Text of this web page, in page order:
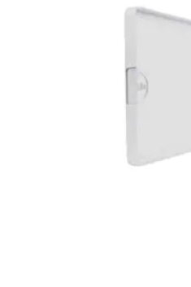
Services par Téléphone
Services par Téléphone